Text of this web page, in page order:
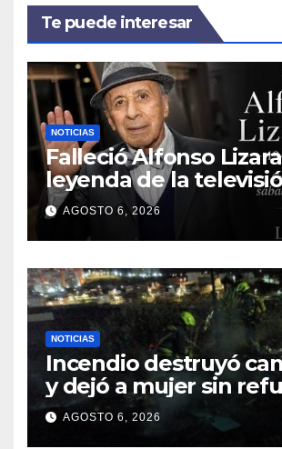
Te puede interesar
NOTICIAS
Falleció Alfonso
leyenda de la
colombiana
AGOSTO 6, 2026
NOTICIAS
Incendio destruyó
y dejó a mujer sin
Pasto
AGOSTO 6, 2026